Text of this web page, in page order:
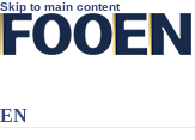
Skip to main content
EN